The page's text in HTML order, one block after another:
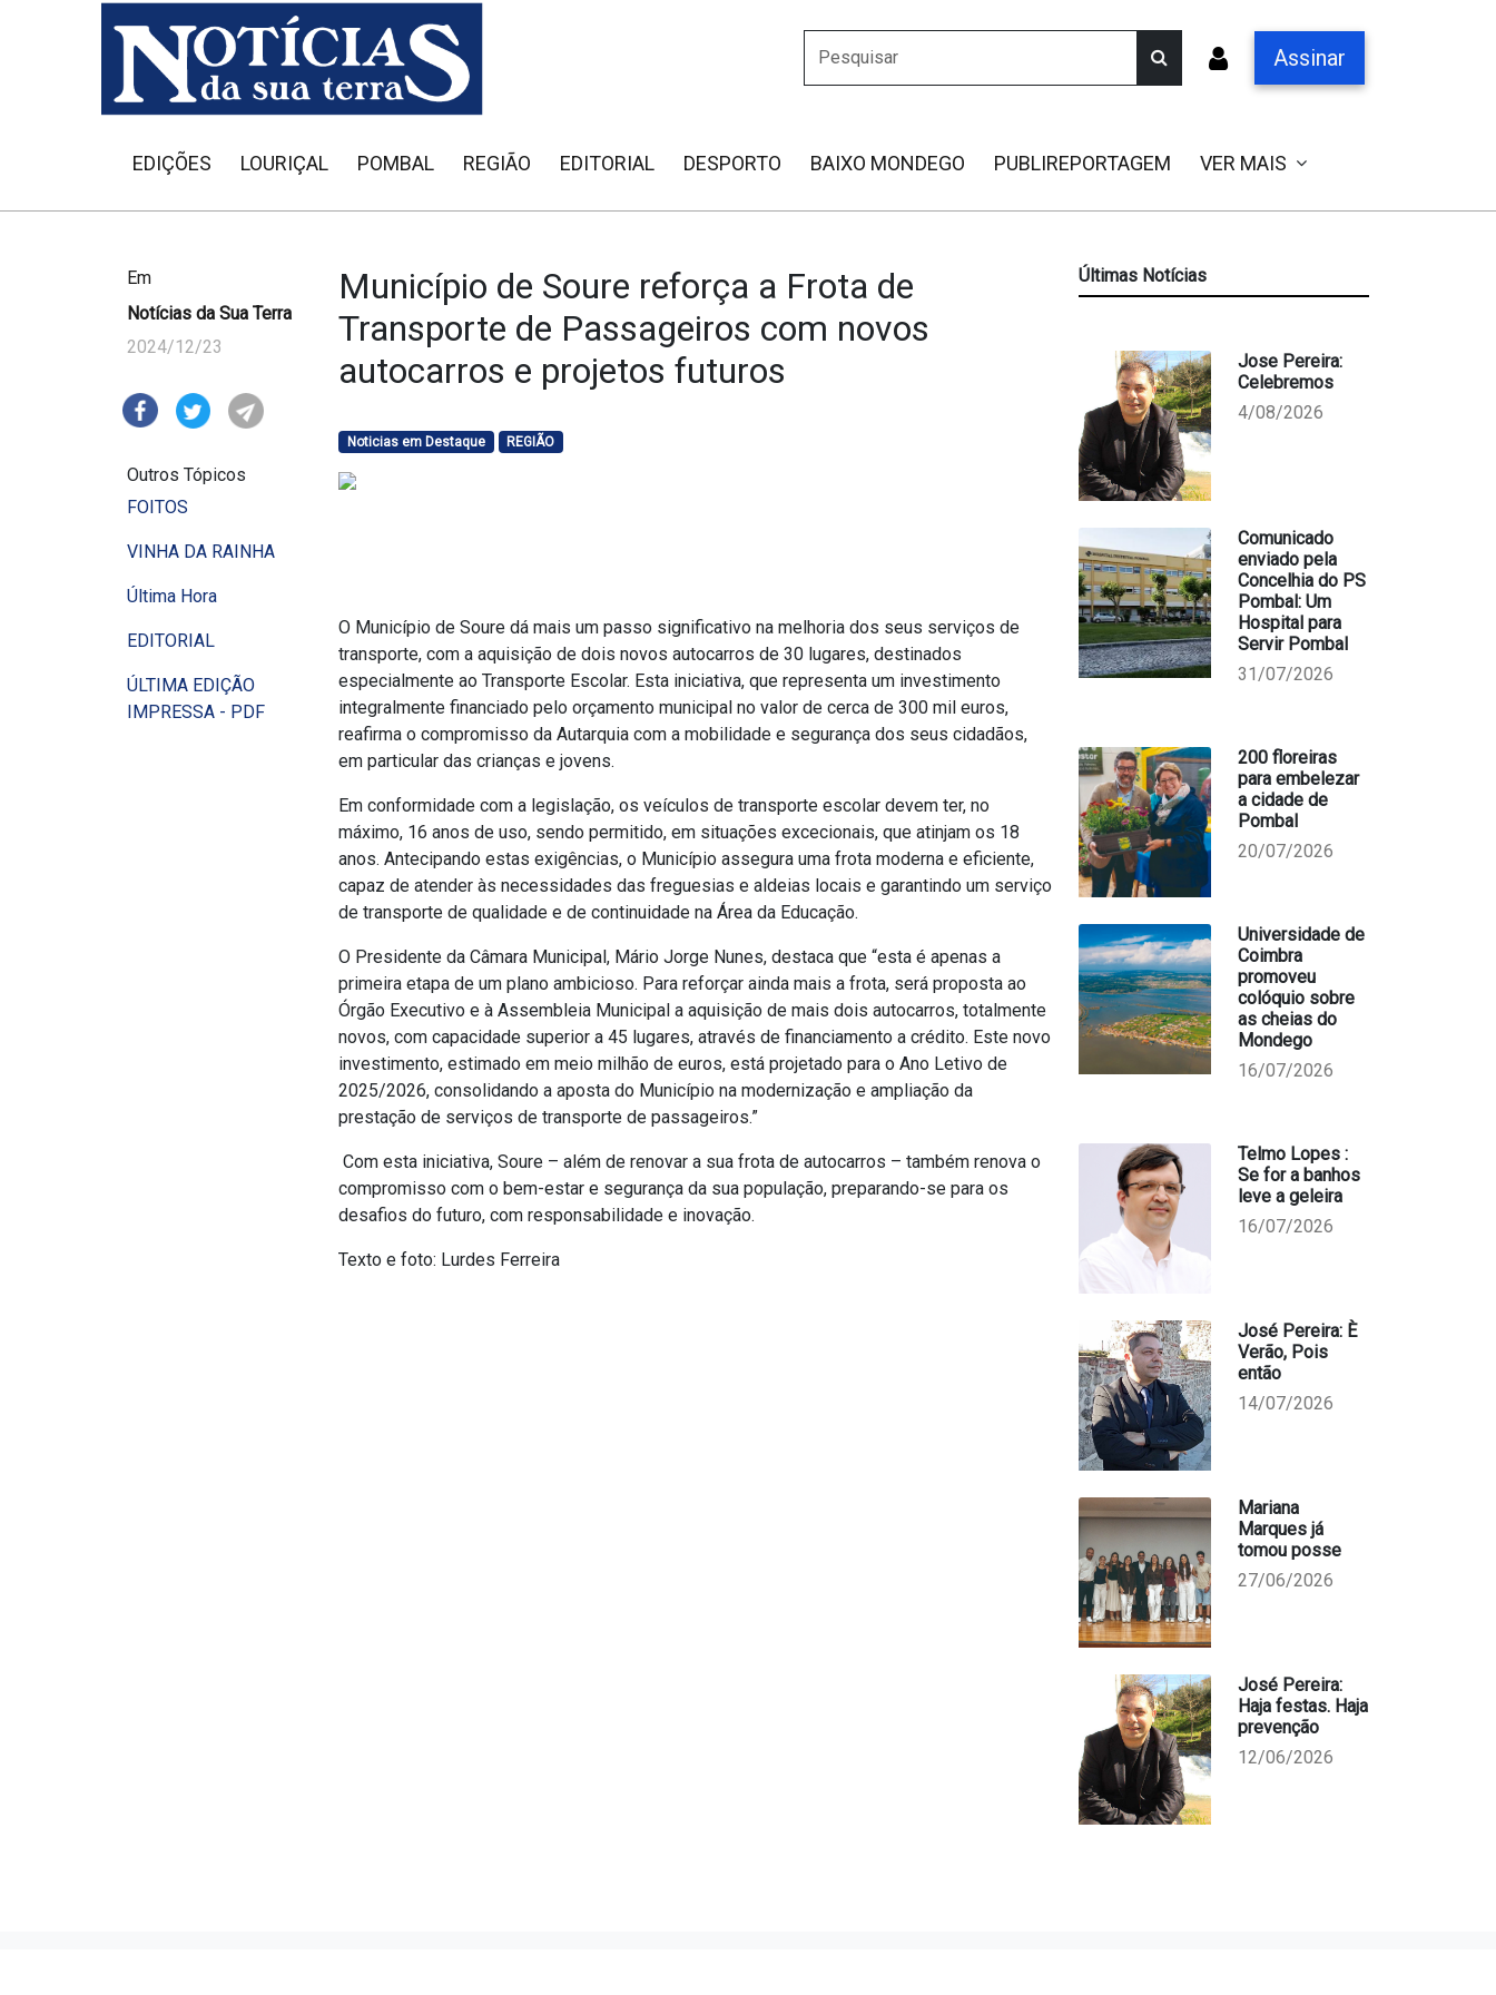
Assinar
EDIÇÕES LOURIÇAL POMBAL REGIÃO EDITORIAL DESPORTO BAIXO MONDEGO PUBLIREPORTAGEM VER MAIS
Em
Notícias da Sua Terra
2024/12/23
Outros Tópicos
FOITOS
VINHA DA RAINHA
Última Hora
EDITORIAL
ÚLTIMA EDIÇÃO
IMPRESSA - PDF
Município de Soure reforça a Frota de
Transporte de Passageiros com novos
autocarros e projetos futuros
Noticias em Destaque REGIÃO
O Município de Soure dá mais um passo significativo na melhoria dos seus serviços de
transporte, com a aquisição de dois novos autocarros de 30 lugares, destinados
especialmente ao Transporte Escolar. Esta iniciativa, que representa um investimento
integralmente financiado pelo orçamento municipal no valor de cerca de 300 mil euros,
reafirma o compromisso da Autarquia com a mobilidade e segurança dos seus cidadãos,
em particular das crianças e jovens.
Em conformidade com a legislação, os veículos de transporte escolar devem ter, no
máximo, 16 anos de uso, sendo permitido, em situações excecionais, que atinjam os 18
anos. Antecipando estas exigências, o Município assegura uma frota moderna e eficiente,
capaz de atender às necessidades das freguesias e aldeias locais e garantindo um serviço
de transporte de qualidade e de continuidade na Área da Educação.
O Presidente da Câmara Municipal, Mário Jorge Nunes, destaca que “esta é apenas a
primeira etapa de um plano ambicioso. Para reforçar ainda mais a frota, será proposta ao
Órgão Executivo e à Assembleia Municipal a aquisição de mais dois autocarros, totalmente
novos, com capacidade superior a 45 lugares, através de financiamento a crédito. Este novo
investimento, estimado em meio milhão de euros, está projetado para o Ano Letivo de
2025/2026, consolidando a aposta do Município na modernização e ampliação da
prestação de serviços de transporte de passageiros.”
Com esta iniciativa, Soure – além de renovar a sua frota de autocarros – também renova o
compromisso com o bem-estar e segurança da sua população, preparando-se para os
desafios do futuro, com responsabilidade e inovação.
Texto e foto: Lurdes Ferreira
Últimas Notícias
Jose Pereira:
Celebremos
4/08/2026
Comunicado
enviado pela
Concelhia do PS
Pombal: Um
Hospital para
Servir Pombal
31/07/2026
200 floreiras
para embelezar
a cidade de
Pombal
20/07/2026
Universidade de
Coimbra
promoveu
colóquio sobre
as cheias do
Mondego
16/07/2026
Telmo Lopes :
Se for a banhos
leve a geleira
16/07/2026
José Pereira: È
Verão, Pois
então
14/07/2026
Mariana
Marques já
tomou posse
27/06/2026
José Pereira:
Haja festas. Haja
prevenção
12/06/2026